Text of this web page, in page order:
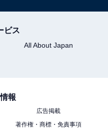
ビス
All About Japan
報
広告掲載
著作権・商標・免責事項